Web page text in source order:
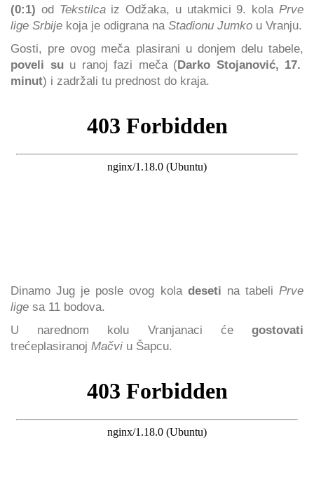
(0:1) od Tekstilcaiz Odžaka, u utakmici 9. kolaPrve
lige Srbije koja je odigrana na Stadionu Jumko u Vranju.
Gosti, pre ovog meča plasirani u donjem delu tabele,
poveli suu ranoj fazi meča (Darko Stojanović, 17.
minut) i zadržali tu prednost do kraja.
Dinamo Jug je posle ovog kola deseti na tabeliPrve
lige sa 11 bodova.
U narednom kolu Vranjanaci će gostovati
trećeplasiranoj Mačvi u Šapcu.